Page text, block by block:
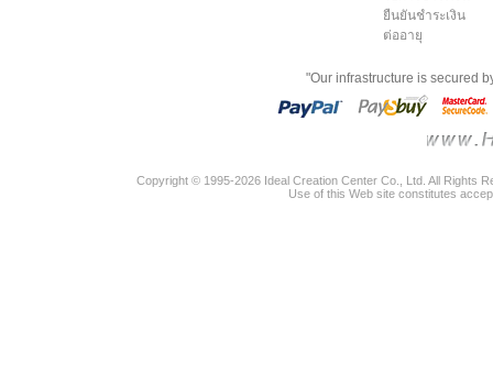
ยืนยันชำระเงิน
ต่ออายุ
"Our infrastructure is secured
Copyright © 1995-2026 Ideal Creation Center Co., Ltd. All Rights
Use of this Web site constitutes